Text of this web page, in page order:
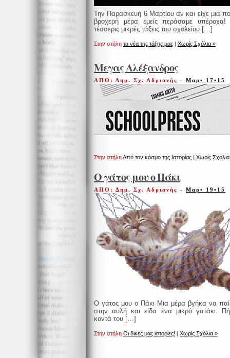
Την Παρασκευή 6 Μαρτίου αν και είχε μια
βροχερή μέρα εμείς περάσαμε υπέροχα!
τέσσερις μικρές τάξεις του σχολείου […]
Στην στήλη τα νέα της τάξης μας | Χωρίς Σχόλια »
Μεγας Αλέξανδρος
ΑΠΟ: Δημ. Σχ. Αδριανής - Μαρ• 17•15
Στην στήληΑπό τον κόσμο της Ιστορίας | Χωρίς
Ο γάτος μου ο Πάκι
ΑΠΟ: Δημ. Σχ. Αδριανής - Μαρ• 19•15
Ο γάτος μου ο Πάκι Μια μέρα βγήκα να
στην αυλή και είδα ένα μικρό γατάκι.
κοντά του […]
Στην στήλη Οι δικές μας ιστορίες! | Χωρίς Σχόλια »